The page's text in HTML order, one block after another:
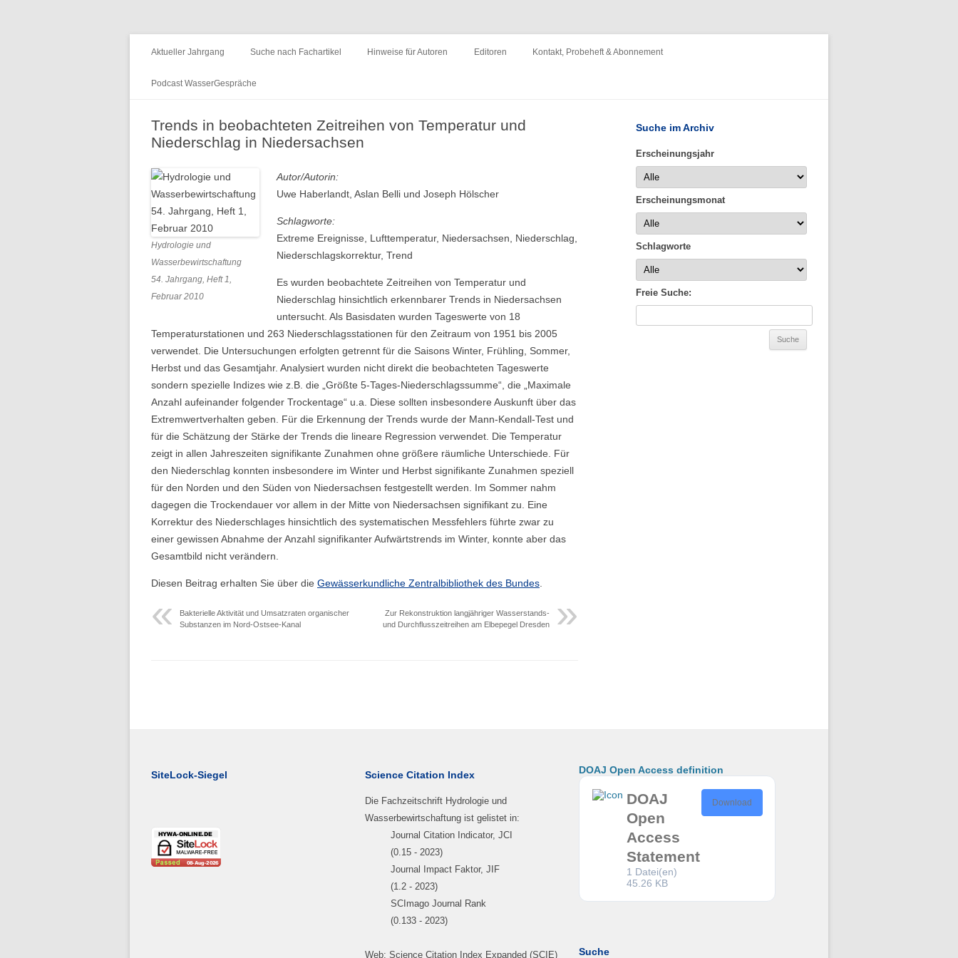
HyWa
Inhalt
Aktueller Jahrgang Suche nach Fachartikel Hinweise für Autoren Editoren Kontakt, Probeheft & Abonnement
Podcast WasserGespräche
Folge 14 – Aueninstitut
Folge 13 – Niedrigwasser & die
Informationsplattform UNDINE
Folge 12 – International Centre for
Water Resources and Global
Change
Folge 11 – Institut für
Seenforschung, ISF
Folge 9 – Internationale Kommission
zum Schutz des Rheins
Folge 8 – Oeschger-Zentrum für
Klimaforschung
Folge 7 – Ökohydrologie
Folge 5 – Feuchtgebiete & Moore
Folge 4 – Fernerkundung &
Folge 2 – Weltdatenzentrum Abfluss
Trends in beobachteten Zeitreihen von Temperatur und
Niederschlag in Niedersachsen
Hydrologie und
Wasserbewirtschaftung
54. Jahrgang, Heft 1,
Februar 2010
Autor/Autorin:
Uwe Haberlandt, Aslan Belli und Joseph Hölscher
Schlagworte:
Extreme Ereignisse, Lufttemperatur, Niedersachsen, Niederschlag,
Niederschlagskorrektur, Trend
Es wurden beobachtete Zeitreihen von Temperatur und
Niederschlag hinsichtlich erkennbarer Trends in Niedersachsen
untersucht. Als Basisdaten wurden Tageswerte von 18
Temperaturstationen und 263 Niederschlagsstationen für den Zeitraum von 1951 bis 2005
verwendet. Die Untersuchungen erfolgten getrennt für die Saisons Winter, Frühling, Sommer,
Herbst und das Gesamtjahr. Analysiert wurden nicht direkt die beobachteten Tageswerte
sondern spezielle Indizes wie z.B. die „Größte 5-Tages-Niederschlagssumme“, die „Maximale
Anzahl aufeinander folgender Trockentage“ u.a. Diese sollten insbesondere Auskunft über das
Extremwertverhalten geben. Für die Erkennung der Trends wurde der Mann-Kendall-Test und
für die Schätzung der Stärke der Trends die lineare Regression verwendet. Die Temperatur
zeigt in allen Jahreszeiten signifikante Zunahmen ohne größere räumliche Unterschiede. Für
den Niederschlag konnten insbesondere im Winter und Herbst signifikante Zunahmen speziell
für den Norden und den Süden von Niedersachsen festgestellt werden. Im Sommer nahm
dagegen die Trockendauer vor allem in der Mitte von Niedersachsen signifikant zu. Eine
Korrektur des Niederschlages hinsichtlich des systematischen Messfehlers führte zwar zu
einer gewissen Abnahme der Anzahl signifikanter Aufwärtstrends im Winter, konnte aber das
Gesamtbild nicht verändern.
Diesen Beitrag erhalten Sie über die Gewässerkundliche Zentralbibliothek des Bundes
Bakterielle Aktivität und Umsatzraten organischer
Substanzen im Nord-Ostsee-Kanal
Zur Rekonstruktion langjähriger Wasserstands-
und Durchflusszeitreihen am Elbepegel Dresden
Suche im Archiv
Erscheinungsjahr
Erscheinungsmonat
Schlagworte
Freie Suche:
SiteLock-Siegel Science Citation Index
Die Fachzeitschrift Hydrologie und
Wasserbewirtschaftung ist gelistet in:
Journal Citation Indicator, JCI
(0.15 - 2023)
Journal Impact Faktor, JIF
(1.2 - 2023)
SCImago Journal Rank
(0.133 - 2023)
Web: Science Citation Index Expanded (SCIE)
DOAJ Open Access definition
DOAJ
Open
Access
Statement
1 Datei(en)
45.26 KB
Download
Suche